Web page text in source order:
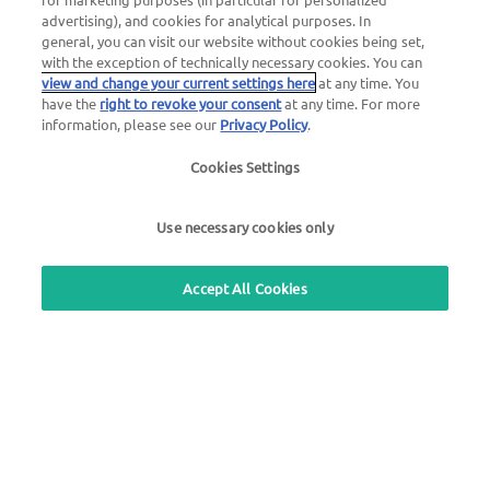
Utilizza il nostro servizio gratuito di richiamata
UTA Stationsfinder
Accedi all'area clienti
advertising), and cookies for analytical purposes. In
general, you can visit our website without cookies being set,
with the exception of technically necessary cookies. You can
view and change your current settings hereat any time. You
have the right to revoke your consentat any time. For more
information, please see our Privacy Policy.
Cookies Settings
Use necessary cookies only
Accept All Cookies